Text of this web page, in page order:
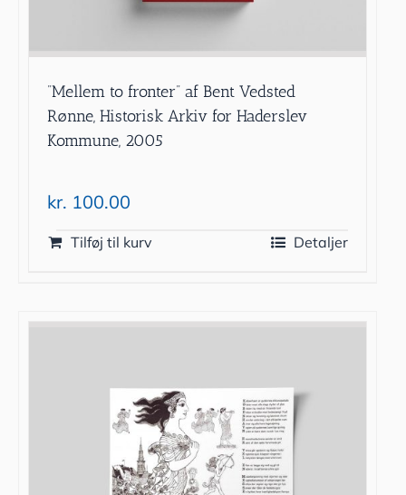
”Mellem to fronter” af Bent Vedsted
Rønne, Historisk Arkiv for Haderslev
Kommune, 2005
kr. 100.00
Tilføj til kurv Detaljer